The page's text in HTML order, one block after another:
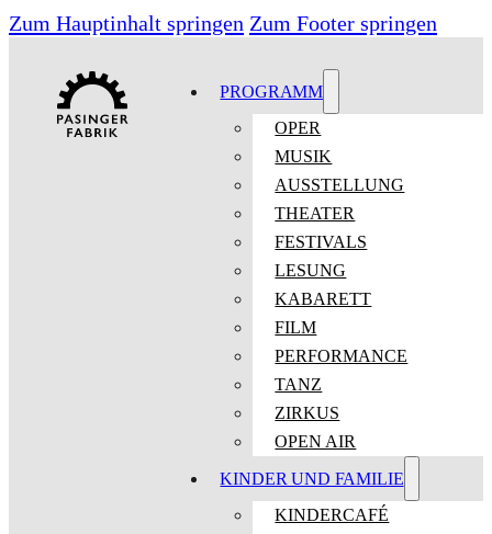
Zum Hauptinhalt springen Zum Footer springen
PROGRAMM
OPER
MUSIK
AUSSTELLUNG
THEATER
FESTIVALS
LESUNG
KABARETT
FILM
PERFORMANCE
TANZ
ZIRKUS
OPEN AIR
KINDER UND FAMILIE
KINDERCAFÉ